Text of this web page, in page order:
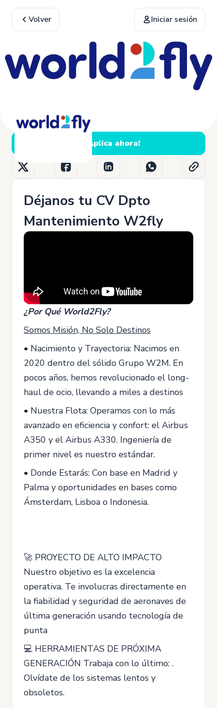
Volver Iniciar sesión
¡Aplica ahora!
Déjanos tu CV Dpto
Mantenimiento W2fly
¿Por Qué World2Fly?
Somos Misión, No Solo Destinos
• Nacimiento y Trayectoria: Nacimos en
2020 dentro del sólido Grupo W2M. En
pocos años, hemos revolucionado el long-
haul de ocio, llevando a miles a destinos
• Nuestra Flota: Operamos con lo más
avanzado en eficiencia y confort: el Airbus
A350 y el Airbus A330. Ingeniería de
primer nivel es nuestro estándar.
• Donde Estarás: Con base en Madrid y
Palma y oportunidades en bases como
Ámsterdam, Lisboa o Indonesia.
🚀 PROYECTO DE ALTO IMPACTO
Nuestro objetivo es la excelencia
operativa. Te involucras directamente en
la fiabilidad y seguridad de aeronaves de
última generación usando tecnología de
punta
💻 HERRAMIENTAS DE PRÓXIMA
GENERACIÓN Trabaja con lo último: .
Olvídate de los sistemas lentos y
obsoletos.